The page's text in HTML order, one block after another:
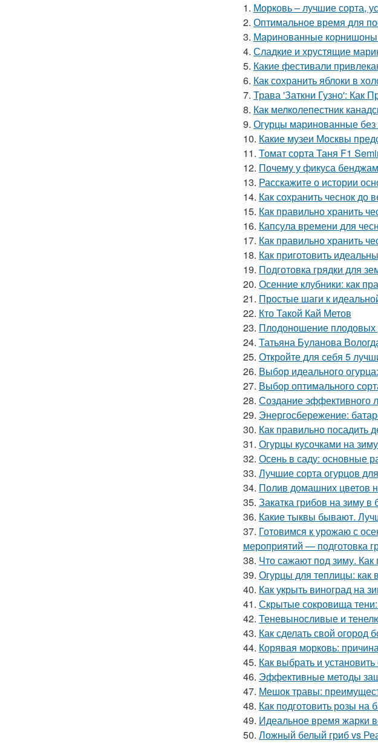
1. Морковь – лучшие сорта,
2. Оптимальное время для
3. Маринованные корнишоны
4. Сладкие и хрустящие
5. Какие фестивали
6. Как сохранить яблоки в
7. Трава 'Заткни Гузно': Как
8. Как мелколепестник
9. Огурцы маринованные без
10. Какие музеи Москвы
11. Томат сорта Таня F1
12. Почему у фикуса
13. Расскажите о истории
14. Как сохранить чеснок
15. Как правильно хранить
16. Капсула времени для
17. Как правильно хранить
18. Как приготовить
19. Подготовка грядки для
20. Осенние клубники: как
21. Простые шаги к
22. Кто Такой Кай Метов
23. Плодоношение плодовых
24. Татьяна Буланова
25. Откройте для себя 5
26. Выбор идеального
27. Выбор оптимального
28. Создание эффективного
29. Энергосбережение:
30. Как правильно посадить
31. Огурцы кусочками на
32. Осень в саду: основные
33. Лучшие сорта огурцов
34. Полив домашних цветов
35. Закатка грибов на зиму
36. Какие тыквы бывают.
37. Готовимся к урожаю с
мероприятий — подготовка
38. Что сажают под зиму. Как
39. Огурцы для теплицы: как
40. Как укрыть виноград на
41. Скрытые сокровища
42. Теневыносливые и
43. Как сделать свой огород
44. Корявая морковь:
45. Как выбрать и
46. Эффективные методы
47. Мешок травы:
48. Как подготовить розы на
49. Идеальное время жарки
50. Ложный белый гриб vs